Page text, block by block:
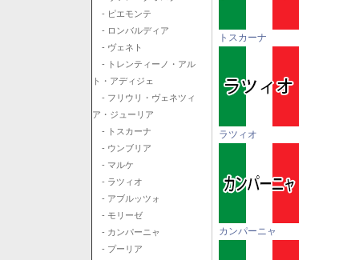
- ピエモンテ
- ロンバルディア
- ヴェネト
- トレンティーノ・アル
ト・アディジェ
- フリウリ・ヴェネツィ
ア・ジューリア
- トスカーナ
- ウンブリア
- マルケ
- ラツィオ
- アブルッツォ
- モリーゼ
- カンパーニャ
- プーリア
トスカーナ
ラツィオ
カンパーニャ